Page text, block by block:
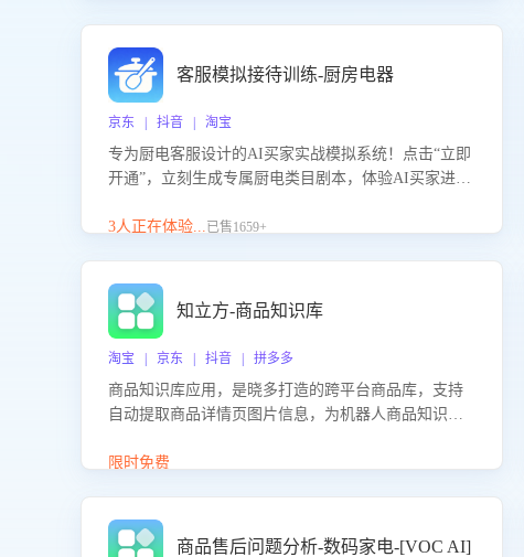
客服模拟接待训练-厨房电器
京东 | 抖音 | 淘宝
专为厨电客服设计的AI买家实战模拟系统！点击“立即
开通”，立刻生成专属厨电类目剧本，体验AI买家进线
能咨询”等真实场景应对技巧！
3人正在体验...已售1659+
知立方-商品知识库
淘宝 | 京东 | 抖音 | 拼多多
商品知识库应用，是晓多打造的跨平台商品库，支持
自动提取商品详情页图片信息，为机器人商品知识问
商品知识。
限时免费
商品售后问题分析-数码家电-[VOC AI]